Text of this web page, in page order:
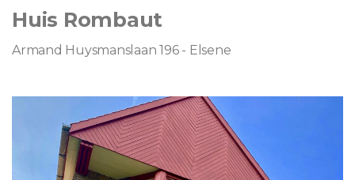
Huis Rombaut
Armand Huysmanslaan 196 - Elsene